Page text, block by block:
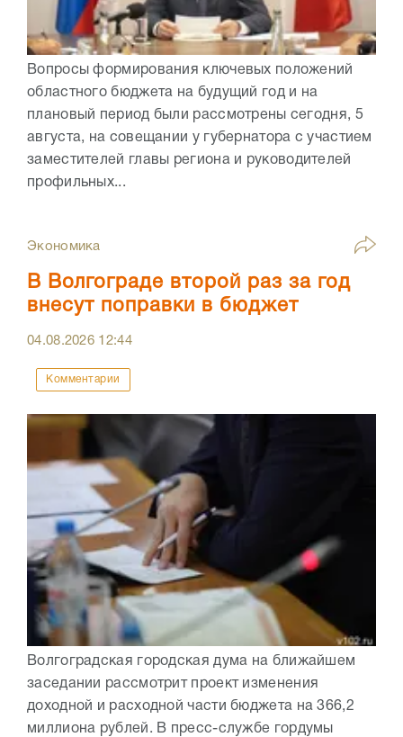
Вопросы формирования ключевых положений
областного бюджета на будущий год и на
плановый период были рассмотрены сегодня, 5
августа, на совещании у губернатора с участием
заместителей главы региона и руководителей
профильных...
Экономика
В Волгограде второй раз за год
внесут поправки в бюджет
04.08.2026 12:44
Комментарии
Волгоградская городская дума на ближайшем
заседании рассмотрит проект изменения
доходной и расходной части бюджета на 366,2
миллиона рублей. В пресс-службе гордумы